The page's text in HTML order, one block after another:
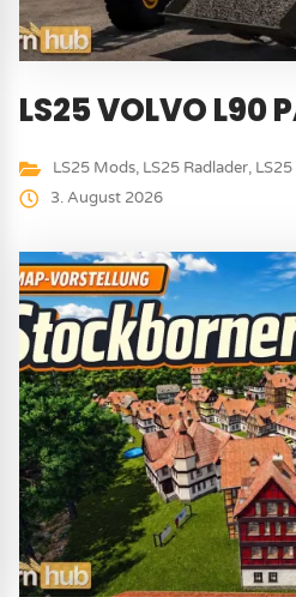
LS25 VOLVO L90
LS25 Mods, LS25 Radlader,
3. August 2026